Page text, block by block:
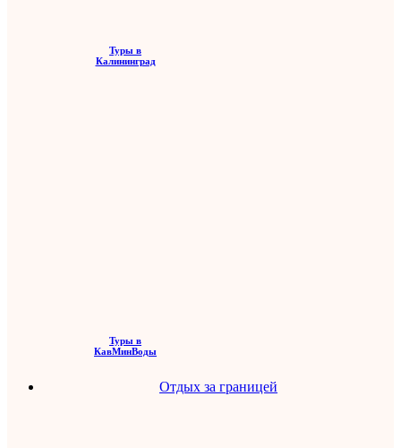
Туры в
Калининград
Туры в
КавМинВоды
Отдых за границей